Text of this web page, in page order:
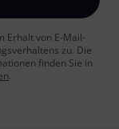
Erhalt von E-Mail-
zu. Die
finden Sie in
.